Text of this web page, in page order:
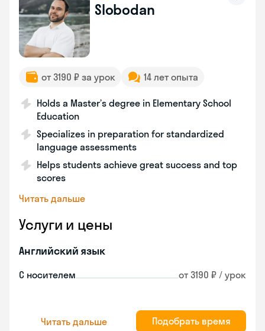
Slobodan
от 3190 ₽ за урок 14 лет опыта
Holds a Master’s degree in Elementary School
Education
Specializes in preparation for standardized
language assessments
Helps students achieve great success and top
scores
Читать дальше
Услуги и цены
Английский язык
С носителем от 3190 ₽ / урок
Читать дальше Подобрать время